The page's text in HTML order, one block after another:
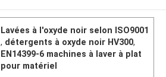
Lavées à l'oxyde noir selon ISO9001
, détergents à oxyde noir HV300,
EN14399-6 machines à laver à plat
pour matériel